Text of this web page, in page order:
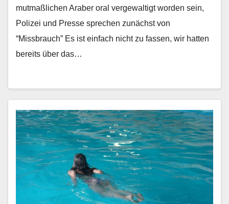
mutmaßlichen Araber oral vergewaltigt worden sein,
Polizei und Presse sprechen zunächst von
“Missbrauch” Es ist einfach nicht zu fassen, wir hatten
bereits über das…